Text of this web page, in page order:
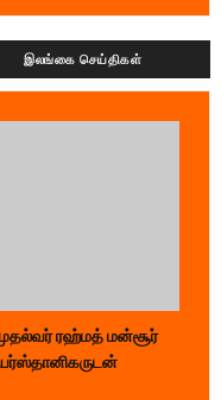
இலங்கை செய்திகள்
ரஹ்மத் மன்சூர்